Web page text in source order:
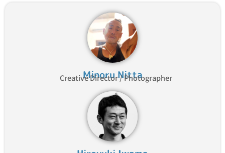
Minoru Nitta
Creative Director / Photographer